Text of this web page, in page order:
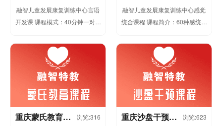
融智儿童发展康复训练中心言语
开发课 课程模式：40分钟一对一
运动治疗学 课程内容： ...
融智儿童发展康复训练中心感觉
统合课程 课程简介：60种感统训
模式：40分钟一对一 ...
重庆蒙氏教育培
浏览:316
重庆沙盘干预培
浏览:623